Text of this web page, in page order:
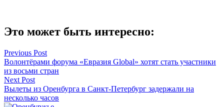
Это может быть интересно:
Навигация
по
записям
Previous Post
Волонтёрами форума «Евразия Global» хотят стать участники
из восьми стран
Next Post
Вылеты из Оренбурга в Санкт-Петербург задержали на
несколько часов